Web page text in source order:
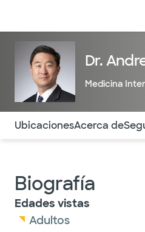
Dr.
Medicina
Utilice esta navegación para
UbicacionesAcerca de
Biografía
Edades vistas
Adultos